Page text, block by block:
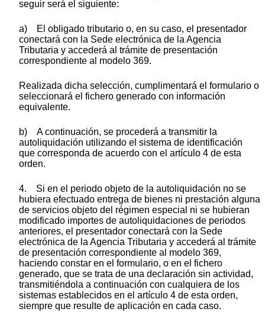
seguir será el siguiente:
a) El obligado tributario o, en su caso, el presentador
conectará con la Sede electrónica de la Agencia
Tributaria y accederá al trámite de presentación
correspondiente al modelo 369.
Realizada dicha selección, cumplimentará el formulario o
seleccionará el fichero generado con información
equivalente.
b) A continuación, se procederá a transmitir la
autoliquidación utilizando el sistema de identificación
que corresponda de acuerdo con el artículo 4 de esta
orden.
4. Si en el periodo objeto de la autoliquidación no se
hubiera efectuado entrega de bienes ni prestación alguna
de servicios objeto del régimen especial ni se hubieran
modificado importes de autoliquidaciones de periodos
anteriores, el presentador conectará con la Sede
electrónica de la Agencia Tributaria y accederá al trámite
de presentación correspondiente al modelo 369,
haciendo constar en el formulario, o en el fichero
generado, que se trata de una declaración sin actividad,
transmitiéndola a continuación con cualquiera de los
sistemas establecidos en el artículo 4 de esta orden,
siempre que resulte de aplicación en cada caso.